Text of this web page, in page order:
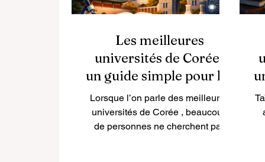
Les meilleures
universités de Corée :
un guide simple pour les
étudiants et les familles
Lorsque l’on parle des meilleures
universités de Corée , beaucoup
de personnes ne cherchent pas